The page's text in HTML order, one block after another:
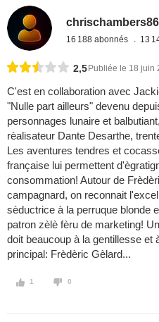
chrischambers86
16 188 abonnés 13
2,5 Publiée le 18 juin
C'est en collaboration avec
"Nulle part ailleurs" devenu
personnages lunaire et
rèalisateur Dante Desarthe,
Les aventures tendres et
française lui permettent
consommation! Autour de
campagnard, on reconnait
sèductrice à la perruque blonde
patron zèlè fèru de marketing!
doit beaucoup à la gentillesse et
principal: Frèdèric Gèlard...
1 0